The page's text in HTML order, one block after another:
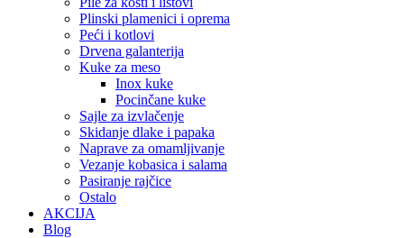
Plinski plamenici i oprema
Peći i kotlovi
Drvena galanterija
Kuke za meso
Inox kuke
Pocinčane kuke
Sajle za izvlačenje
Skidanje dlake i papaka
Naprave za omamljivanje
Vezanje kobasica i salama
Pasiranje rajčice
Ostalo
AKCIJA
Blog